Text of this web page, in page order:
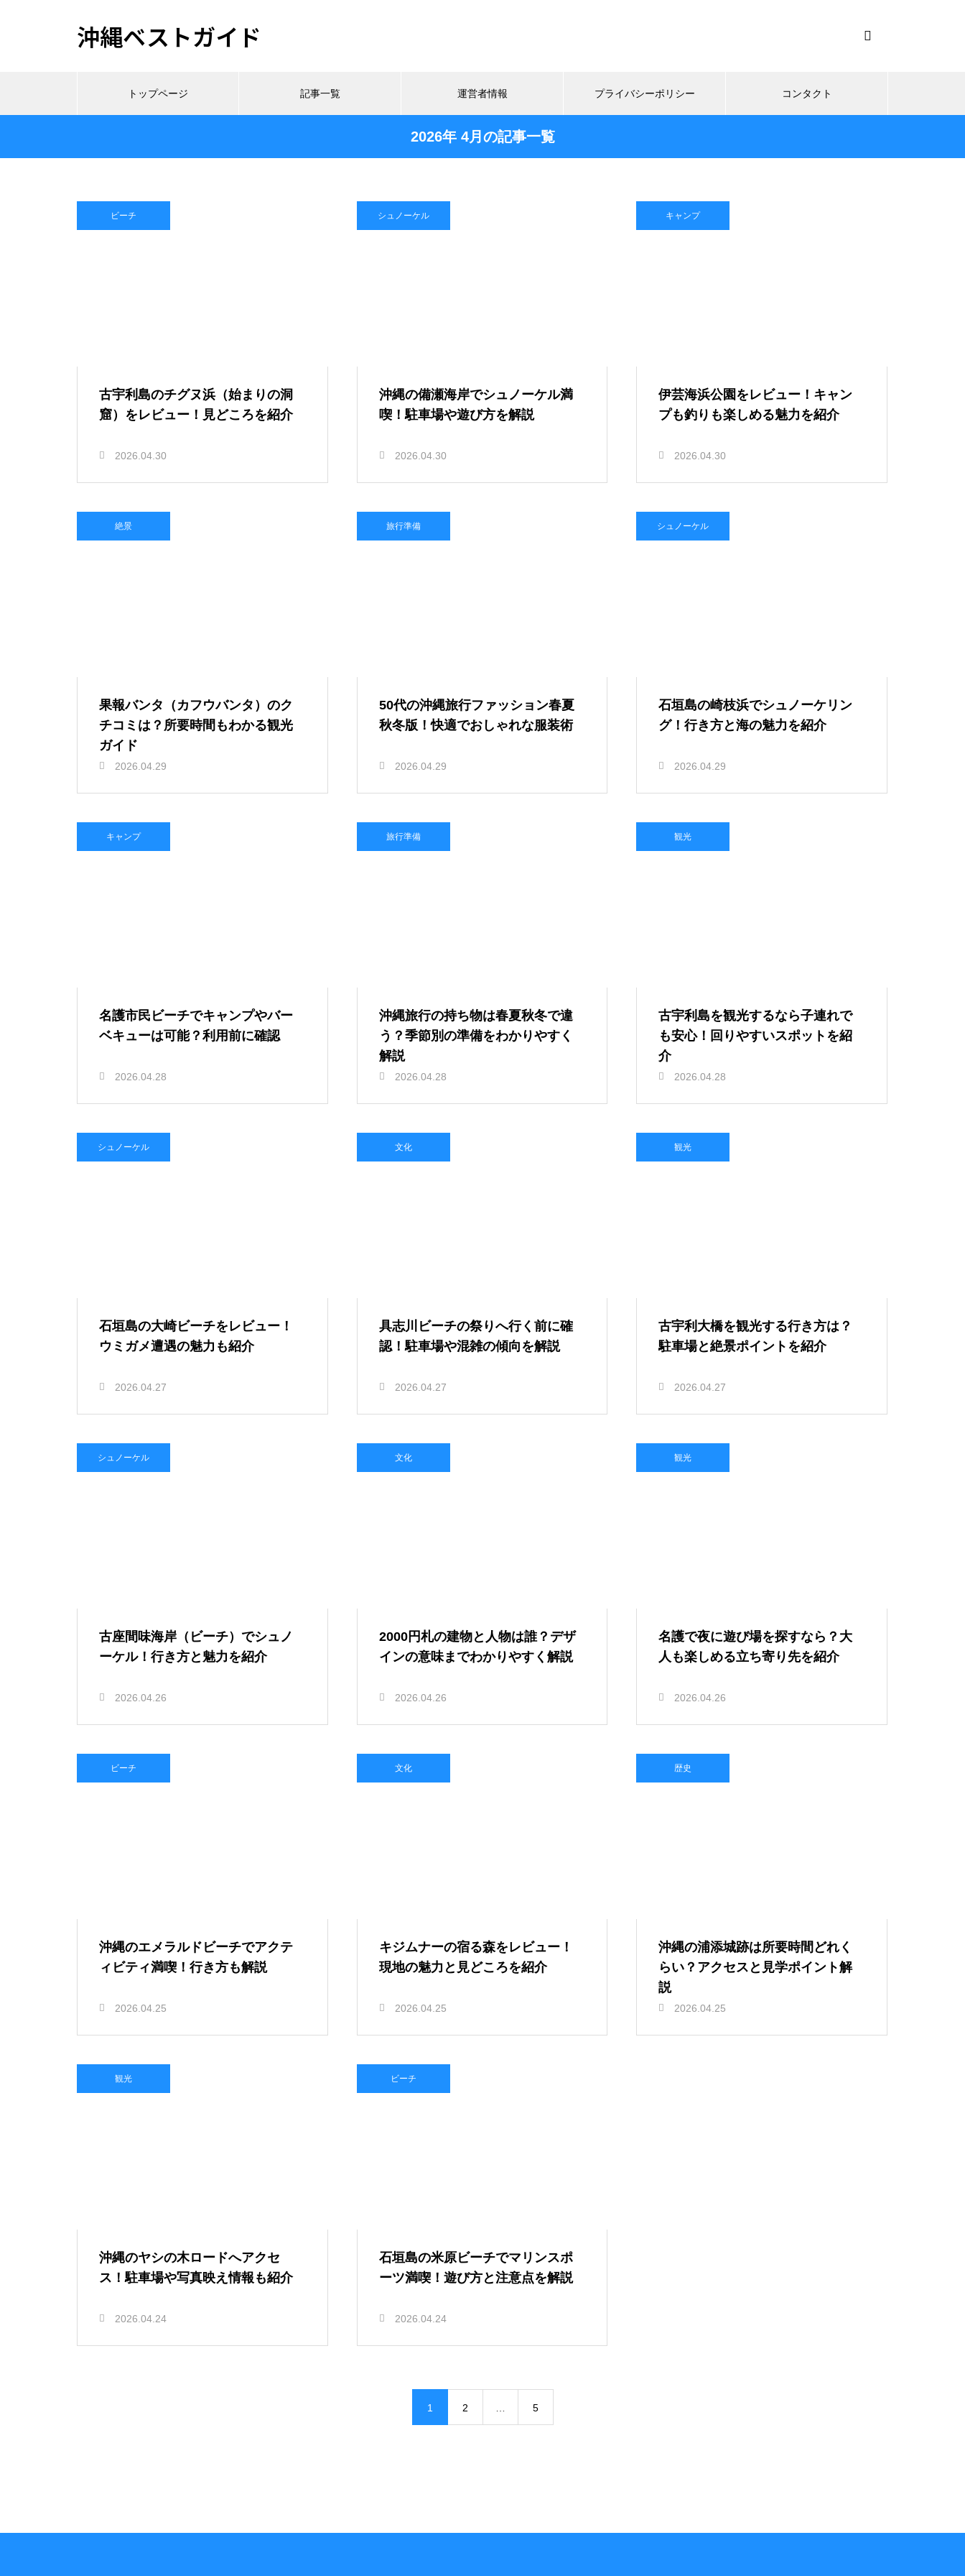
沖縄ベストガイド
トップページ 記事一覧 運営者情報 プライバシーポリシー コンタクト
2026年 4月の記事一覧
ビーチ
古宇利島のチグヌ浜（始まりの洞
窟）をレビュー！見どころを紹介
2026.04.30
シュノーケル
沖縄の備瀬海岸でシュノーケル満
喫！駐車場や遊び方を解説
2026.04.30
キャンプ
伊芸海浜公園をレビュー！キャン
プも釣りも楽しめる魅力を紹介
2026.04.30
絶景
果報バンタ（カフウバンタ）のク
チコミは？所要時間もわかる観光
ガイド
2026.04.29
旅行準備
50代の沖縄旅行ファッション春夏
秋冬版！快適でおしゃれな服装術
2026.04.29
シュノーケル
石垣島の崎枝浜でシュノーケリン
グ！行き方と海の魅力を紹介
2026.04.29
キャンプ
名護市民ビーチでキャンプやバー
ベキューは可能？利用前に確認
2026.04.28
旅行準備
沖縄旅行の持ち物は春夏秋冬で違
う？季節別の準備をわかりやすく
解説
2026.04.28
観光
古宇利島を観光するなら子連れで
も安心！回りやすいスポットを紹
介
2026.04.28
シュノーケル
石垣島の大崎ビーチをレビュー！
ウミガメ遭遇の魅力も紹介
2026.04.27
文化
具志川ビーチの祭りへ行く前に確
認！駐車場や混雑の傾向を解説
2026.04.27
観光
古宇利大橋を観光する行き方は？
駐車場と絶景ポイントを紹介
2026.04.27
シュノーケル
古座間味海岸（ビーチ）でシュノ
ーケル！行き方と魅力を紹介
2026.04.26
文化
2000円札の建物と人物は誰？デザ
インの意味までわかりやすく解説
2026.04.26
観光
名護で夜に遊び場を探すなら？大
人も楽しめる立ち寄り先を紹介
2026.04.26
ビーチ
沖縄のエメラルドビーチでアクテ
ィビティ満喫！行き方も解説
2026.04.25
文化
キジムナーの宿る森をレビュー！
現地の魅力と見どころを紹介
2026.04.25
歴史
沖縄の浦添城跡は所要時間どれく
らい？アクセスと見学ポイント解
説
2026.04.25
観光
沖縄のヤシの木ロードへアクセ
ス！駐車場や写真映え情報も紹介
2026.04.24
ビーチ
石垣島の米原ビーチでマリンスポ
ーツ満喫！遊び方と注意点を解説
2026.04.24
1 2 5